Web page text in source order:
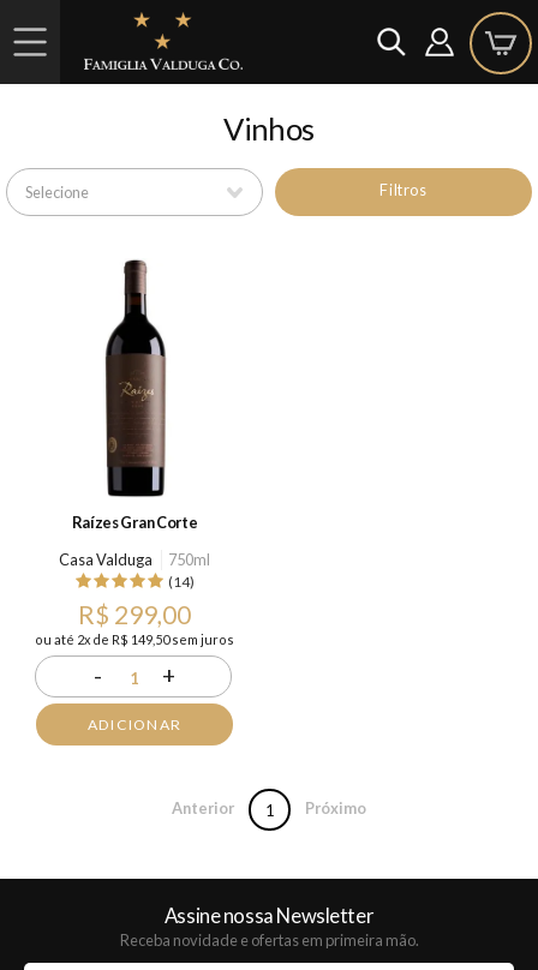
Vinhos
Filtros
Raízes Gran Corte
Casa Valduga
750ml
(14)
R$ 299,00
ou até 2x de R$ 149,50 sem juros
- 1 +
ADICIONAR
Anterior 1 Próximo
Assine nossa Newsletter
Receba novidade e ofertas em primeira mão.